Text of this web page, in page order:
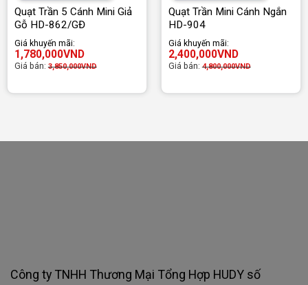
Quạt Trần 5 Cánh Mini Giả
Gỗ HD-862/GĐ
Giá khuyến mãi:
1,780,000VND
Giá bán:3,850,000VND
Quạt Trần Mini Cánh Ngắn
HD-904
Giá khuyến mãi:
2,400,000VND
Giá bán:4,800,000VND
Công ty TNHH Thương Mại Tổng Hợp HUDY số